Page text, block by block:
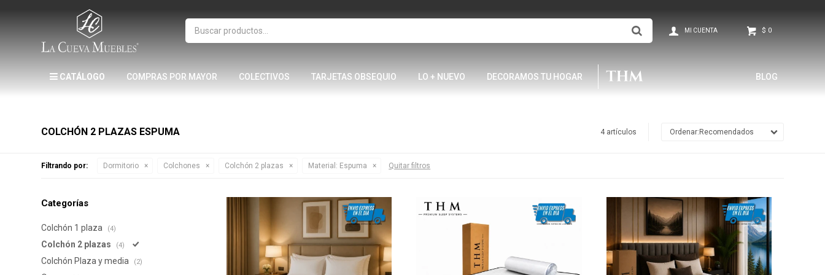
CATÁLOGO COMPRAS POR MAYOR COLECTIVOS TARJETAS OBSEQUIO LO + NUEVO DECORAMOS TU HOGAR BLOG
$ 0
COLCHÓN 2 PLAZAS ESPUMA 4 artículos Recomendados
Filtrando por: Dormitorio Colchones Colchón 2 plazas Material: Espuma Quitar filtros
Categorías
Colchón 1 plaza (4)
Colchón 2 plazas (4)
Colchón Plaza y media (2)